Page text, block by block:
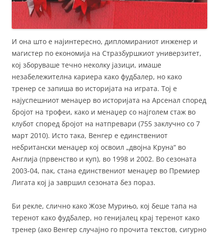
И она што е најинтересно, дипломираниот инженер и
магистер по економија на Стразбуршкиот универзитет,
кој зборуваше течно неколку јазици, имаше
незабележителна кариера како фудбалер, но како
тренер се запиша во историјата на играта. Тој е
најуспешниот менаџер во историјата на Арсенал според
бројот на трофеи, како и менаџер со најголем стаж во
клубот според бројот на натпревари (755 заклучно со 7
март 2010). Исто така, Венгер е единствениот
небритански менаџер кој освоил „двојна Круна“ во
Англија (првенство и куп), во 1998 и 2002. Во сезоната
2003-04, пак, стана единствениот менаџер во Премиер
Лигата кој ја завршил сезоната без пораз.
Би рекле, слично како Жозе Мурињо, кој беше тапа на
теренот како фудбалер, но генијалец крај теренот како
тренер (ако Венгер случајно го прочита текстов, сигурно